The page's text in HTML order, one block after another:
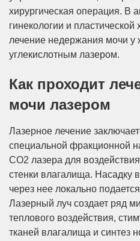
хирургическая операция. В
гинекологии и
лечение недержания мочи у
углекислотным лазером.
Как проходит
мочи лазером
Лазерное лечение
специальной фракционной
СО2 лазера для
стенки влагалища. Насадку
через нее локально
Лазерный луч создает ряд
теплового воздействия,
тканей влагалища и синтез